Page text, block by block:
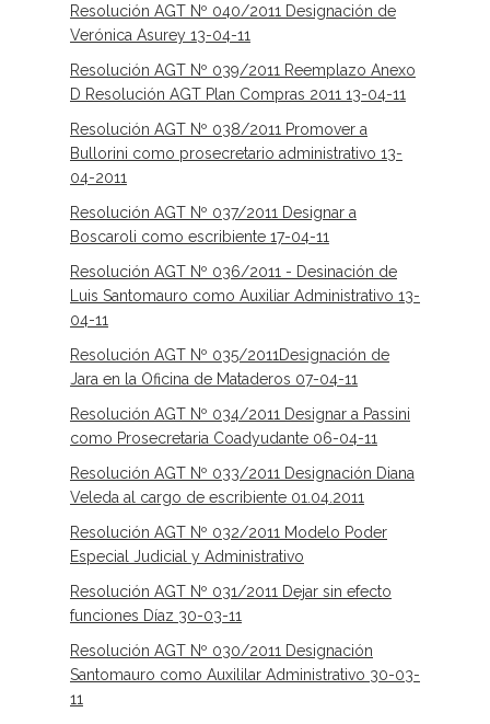
Resolución AGT Nº 040/2011 Designación de
Verónica Asurey 13-04-11
Resolución AGT Nº 039/2011 Reemplazo Anexo
D Resolución AGT Plan Compras 2011 13-04-11
Resolución AGT Nº 038/2011 Promover a
Bullorini como prosecretario administrativo 13-
04-2011
Resolución AGT Nº 037/2011 Designar a
Boscaroli como escribiente 17-04-11
Resolución AGT Nº 036/2011 - Desinación de
Luis Santomauro como Auxiliar Administrativo 13-
04-11
Resolución AGT Nº 035/2011Designación de
Jara en la Oficina de Mataderos 07-04-11
Resolución AGT Nº 034/2011 Designar a Passini
como Prosecretaria Coadyudante 06-04-11
Resolución AGT Nº 033/2011 Designación Diana
Veleda al cargo de escribiente 01.04.2011
Resolución AGT Nº 032/2011 Modelo Poder
Especial Judicial y Administrativo
Resolución AGT Nº 031/2011 Dejar sin efecto
funciones Díaz 30-03-11
Resolución AGT Nº 030/2011 Designación
Santomauro como Auxililar Administrativo 30-03-
11